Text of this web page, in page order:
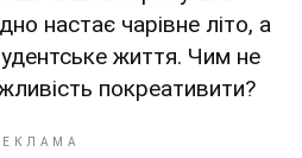
настає чарівне літо, а
життя. Чим не
покреативити?